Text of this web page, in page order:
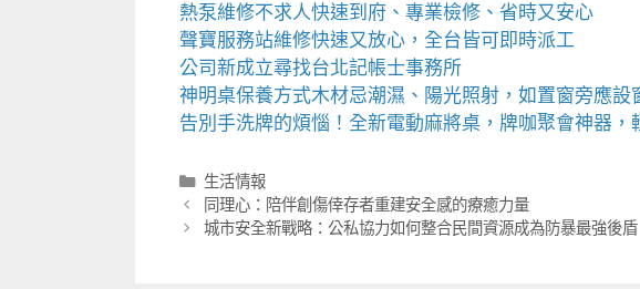
熱泵維修不求人快速到府、專業檢修、省時又安心
聲寶服務站維修快速又放心，全台皆可即時派工
公司新成立尋找台北記帳士事務所
神明桌保養方式木材忌潮濕、陽光照射，如置窗旁應設
告別手洗牌的煩惱！全新電動麻將桌 ，牌咖聚會神器，
分
類
生活情報
同理心：陪伴創傷倖存者重建安全感的療癒力量
城市安全新戰略：公私協力如何整合民間資源成為防暴最強後盾